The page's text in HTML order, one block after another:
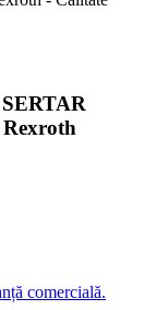
comercială.